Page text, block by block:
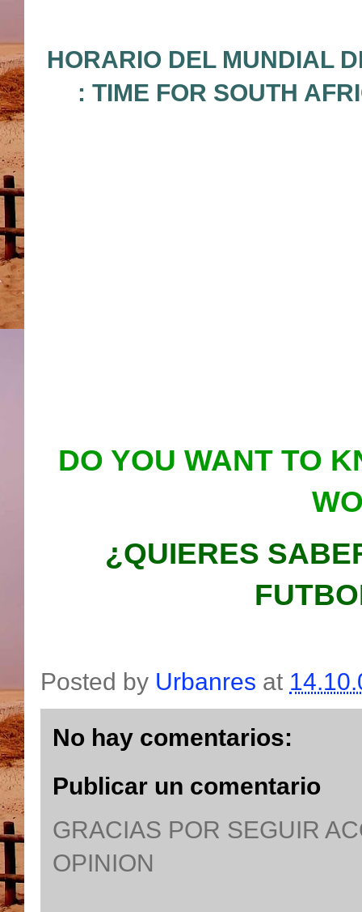
HORARIO DEL MUNDIAL
: TIME FOR SOUTH
DO YOU WANT TO
¿QUIERES
Posted by Urbanres at
No hay comentarios:
Publicar un comentario
GRACIAS POR SEGUIR
OPINION